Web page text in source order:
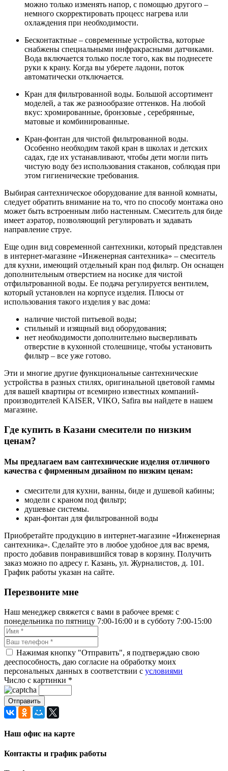
можно только изменять напор, с помощью другого –
немного скорректировать процесс нагрева или
охлаждения при необходимости.
Бесконтактные – современные устройства, которые
снабжены специальными инфракрасными датчиками.
Вода включается только после того, как вы поднесете
руки к крану. Когда вы уберете ладони, поток
автоматически отключается.
Кран для фильтрованной воды. Большой ассортимент
моделей, а так же разнообразие оттенков. На любой
вкус: хромированные, бронзовые , серебрянные,
матовые и комбинированные.
Кран-фонтан для чистой фильтрованной воды.
Особенно необходим такой кран в школах и детских
садах, где их устанавливают, чтобы дети могли пить
чистую воду без использования стаканов, соблюдая при
этом гигиенические требования.
Выбирая сантехническое оборудование для ванной комнаты,
следует обратить внимание на то, что по способу монтажа оно
может быть встроенным либо настенным. Смеситель для биде
имеет аэратор, позволяющий регулировать и задавать
направление струе.
Еще один вид современной сантехники, который представлен
в интернет-магазине «Инженерная сантехника» – смеситель
для кухни, имеющий отдельный кран под фильтр. Он оснащен
дополнительным отверстием на носике для чистой
отфильтрованной воды. Ее подача регулируется вентилем,
который установлен на корпусе изделия. Плюсы от
использования такого изделия у вас дома:
наличие чистой питьевой воды;
стильный и изящный вид оборудования;
нет необходимости дополнительно высверливать
отверстие в кухонной столешнице, чтобы установить
фильтр – все уже готово.
Эти и многие другие функциональные сантехнические
устройства в разных стилях, оригинальной цветовой гаммы
для вашей квартиры от всемирно известных компаний-
производителей KAISER, VIKO, Safira вы найдете в нашем
магазине.
Где купить в Казани смесители по низким
ценам?
Мы предлагаем вам сантехнические изделия отличного
качества с фирменным дизайном по низким ценам:
смесители для кухни, ванны, биде и душевой кабины;
модели с краном под фильтр;
душевые системы.
кран-фонтан для фильтрованной воды
Приобретайте продукцию в интернет-магазине «Инженерная
сантехника». Сделайте это в любое удобное для вас время,
просто добавив понравившийся товар в корзину. Получить
заказ можно по адресу г. Казань, ул. Журналистов, д. 101.
График работы указан на сайте.
Перезвоните мне
Наш менеджер свяжется с вами в рабочее время: с
понедельника по пятницу 7:00-16:00 и в субботу 7:00-15:00
Нажимая кнопку "Отправить", я подтверждаю свою
дееспособность, даю согласие на обработку моих
персональных данных в соответствии с условиями
Число с картинки *
Наш офис на карте
Контакты и график работы